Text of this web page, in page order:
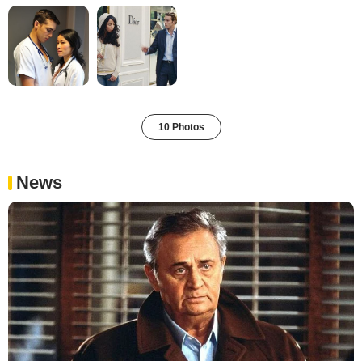
10 Photos
News